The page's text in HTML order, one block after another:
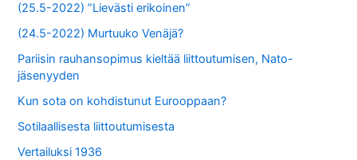
(25.5-2022) ”Lievästi erikoinen”
(24.5-2022) Murtuuko Venäjä?
Pariisin rauhansopimus kieltää liittoutumisen, Nato-
jäsenyyden
Kun sota on kohdistunut Eurooppaan?
Sotilaallisesta liittoutumisesta
Vertailuksi 1936